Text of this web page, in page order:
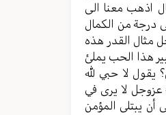
اذهب معنا الى
درجة من الكمال
مثال القدر هذه
هذا الحب يملئ
يقول لا حبي لله
عزوجل لا يرى في
أن يبتلى المؤمن